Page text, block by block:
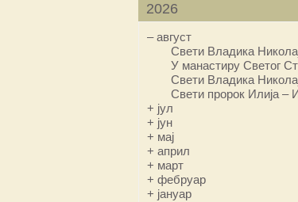
2026
–август
Свети Владика
У манастиру Светог
Свети Владика
Свети пророк Илија –
+ јул
+ јун
+ мај
+ април
+ март
+ фебруар
+ јануар